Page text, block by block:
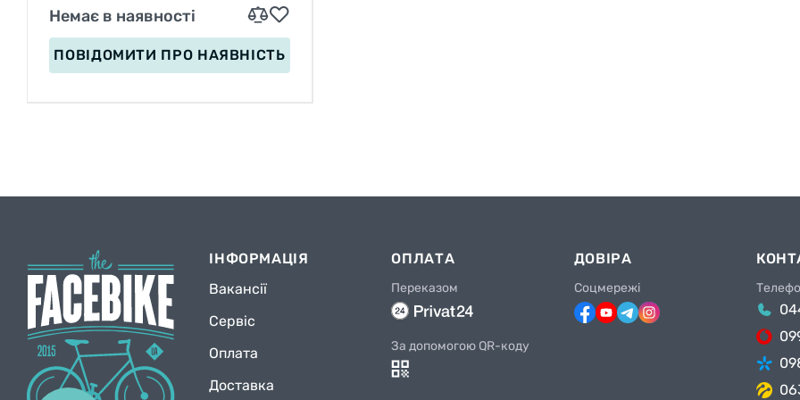
Немає в наявності
ПОВІДОМИТИ ПРО НАЯВНІСТЬ
ІНФОРМАЦІЯ
Вакансії
Сервіс
Оплата
Доставка
ОПЛАТА
Переказом
За допомогою QR-коду
ДОВІРА
Соцмережі